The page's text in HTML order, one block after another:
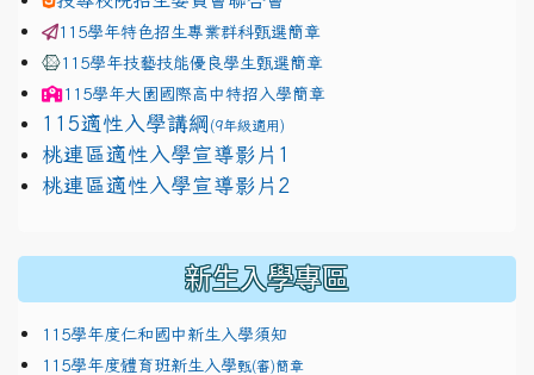
115學年特色招生專業群科甄選簡章
115學年技藝技能優良學生甄選簡章
115學年大園國際高中特招入學簡章
115適性入學講綱 (9年級適用)
link to https://docs.google.com/presentation/d/
桃連區適性入學宣導影片1
link to https://docs.google.com/presentation/d/
桃連區適性入學宣導影片2
新生入學專區
115學年度仁和國中新生入學須知
115學年度體育班新生入學甄(審)簡章